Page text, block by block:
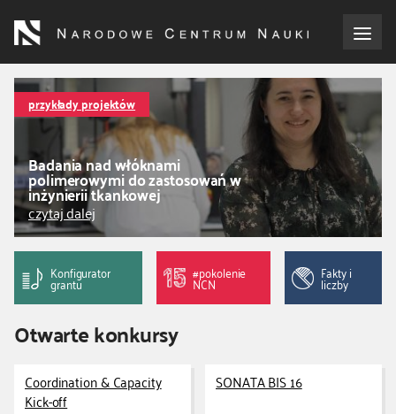
treści
o NCN
dla wnioskodawców
dla realizujących projekty
dla ekspertów
efekty NCN
współpraca międzynarodowa
nagroda NCN
przykłady projektów
Badania nad włóknami
polimerowymi do zastosowań w
inżynierii tkankowej
czytaj dalej
Konfigurator
grantu
#pokolenie
NCN
Fakty i
liczby
Otwarte konkursy
Coordination & Capacity
Kick-off
SONATA BIS 16